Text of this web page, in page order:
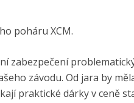
poháru XCM.
zabezpečení
závodu. Od jara by
praktické dárky v ceně